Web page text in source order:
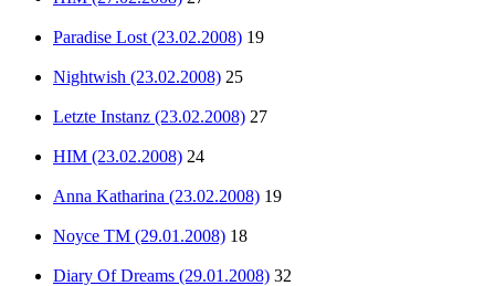
Paradise Lost (23.02.2008) 19
Nightwish (23.02.2008) 25
Letzte Instanz (23.02.2008) 27
HIM (23.02.2008) 24
Anna Katharina (23.02.2008) 19
Noyce TM (29.01.2008) 18
Diary Of Dreams (29.01.2008) 32